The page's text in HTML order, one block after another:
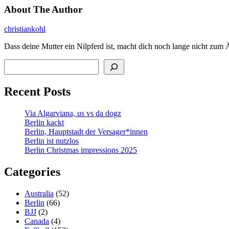
About The Author
christiankohl
Dass deine Mutter ein Nilpferd ist, macht dich noch lange nicht zum
Recent Posts
Via Algarviana, us vs da dogz
Berlin kackt
Berlin, Hauptstadt der Versager*innen
Berlin ist nutzlos
Berlin Christmas impressions 2025
Categories
Australia (52)
Berlin (66)
BJJ (2)
Canada (4)